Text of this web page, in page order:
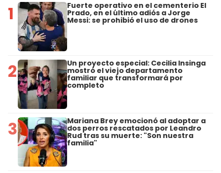
1 Fuerte operativo en el cementerio El
Prado, en el último adiós a Jorge
Messi: se prohibió el uso de drones
2 Un proyecto especial: Cecilia Insinga
mostró el viejo departamento
familiar que transformará por
completo
3 Mariana Brey emocionó al adoptar a
dos perros rescatados por Leandro
Rud tras su muerte: "Son nuestra
familia"